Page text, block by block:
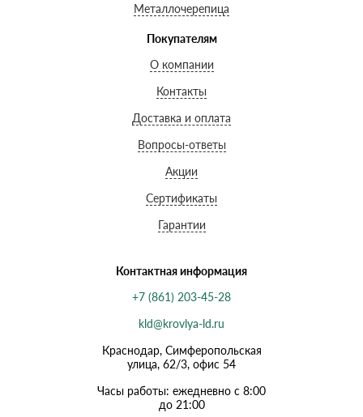
Металлочерепица
Покупателям
О компании
Контакты
Доставка и оплата
Вопросы-ответы
Акции
Сертификаты
Гарантии
Контактная информация
+7 (861) 203-45-28
kld@krovlya-ld.ru
Краснодар, Симферопольская
улица, 62/3, офис 54
Часы работы: ежедневно с 8:00
до 21:00